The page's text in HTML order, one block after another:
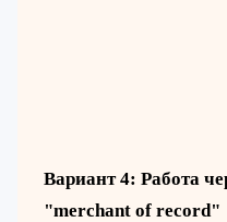
Вариант 4: Работа
"merchant of record"